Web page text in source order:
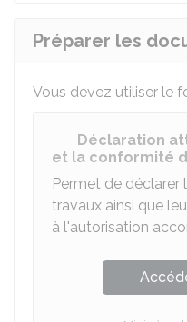
Préparer les
Vous devez utiliser le
Déclaration
et la conformité
Permet de déclarer
travaux ainsi que
à l'autorisation